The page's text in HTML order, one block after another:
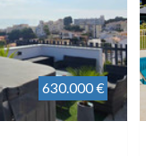
630.000 €